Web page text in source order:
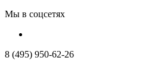
Мы в соцсетях
8 (495) 950-62-26